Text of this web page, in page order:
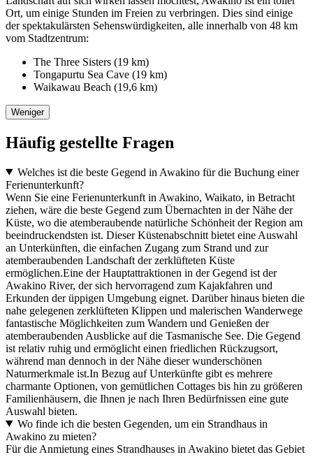
Ort, um einige Stunden im Freien zu verbringen. Dies sind einige
der spektakulärsten Sehenswürdigkeiten, alle innerhalb von 48 km
vom Stadtzentrum:
The Three Sisters (19 km)
Tongapurtu Sea Cave (19 km)
Waikawau Beach (19,6 km)
Weniger
Häufig gestellte Fragen
Welches ist die beste Gegend in Awakino für die Buchung einer
Ferienunterkunft?
Wenn Sie eine Ferienunterkunft in Awakino, Waikato, in Betracht
ziehen, wäre die beste Gegend zum Übernachten in der Nähe der
Küste, wo die atemberaubende natürliche Schönheit der Region am
beeindruckendsten ist. Dieser Küstenabschnitt bietet eine Auswahl
an Unterkünften, die einfachen Zugang zum Strand und zur
atemberaubenden Landschaft der zerklüfteten Küste
ermöglichen.Eine der Hauptattraktionen in der Gegend ist der
Awakino River, der sich hervorragend zum Kajakfahren und
Erkunden der üppigen Umgebung eignet. Darüber hinaus bieten die
nahe gelegenen zerklüfteten Klippen und malerischen Wanderwege
fantastische Möglichkeiten zum Wandern und Genießen der
atemberaubenden Ausblicke auf die Tasmanische See. Die Gegend
ist relativ ruhig und ermöglicht einen friedlichen Rückzugsort,
während man dennoch in der Nähe dieser wunderschönen
Naturmerkmale ist.In Bezug auf Unterkünfte gibt es mehrere
charmante Optionen, von gemütlichen Cottages bis hin zu größeren
Familienhäusern, die Ihnen je nach Ihren Bedürfnissen eine gute
Auswahl bieten.
Wo finde ich die besten Gegenden, um ein Strandhaus in
Awakino zu mieten?
Für die Anmietung eines Strandhauses in Awakino bietet das Gebiet